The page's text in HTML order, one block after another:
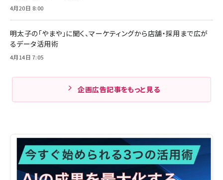
4月20日 8:00
明太子の「やまや」に聞く、マーケティングから店舗・採用まで広が
るデータ活用術
4月14日 7:05
企画広告記事をもっと見る